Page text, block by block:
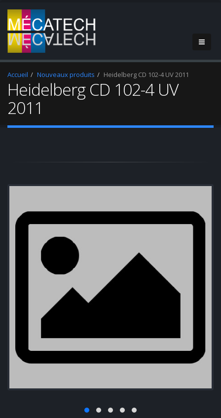
Accueil Nouveaux produits Heidelberg CD 102-4 UV 2011
Heidelberg CD 102-4 UV
2011